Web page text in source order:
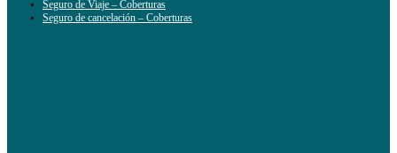
Seguro de Viaje – Coberturas
Seguro de cancelación – Coberturas